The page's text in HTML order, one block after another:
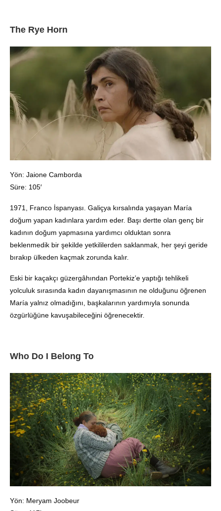
The Rye Horn
Yön: Jaione Camborda
Süre: 105′
1971, Franco İspanyası. Galiçya kırsalında yaşayan María
doğum yapan kadınlara yardım eder. Başı dertte olan genç bir
kadının doğum yapmasına yardımcı olduktan sonra
beklenmedik bir şekilde yetkililerden saklanmak, her şeyi geride
bırakıp ülkeden kaçmak zorunda kalır.
Eski bir kaçakçı güzergâhından Portekiz’e yaptığı tehlikeli
yolculuk sırasında kadın dayanışmasının ne olduğunu öğrenen
María yalnız olmadığını, başkalarının yardımıyla sonunda
özgürlüğüne kavuşabileceğini öğrenecektir.
Who Do I Belong To
Yön: Meryam Joobeur